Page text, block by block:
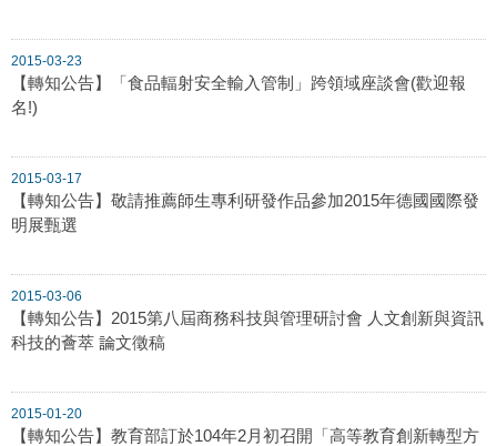
2015-03-23
【轉知公告】「食品輻射安全輸入管制」跨領域座談會(歡迎報
名!)
2015-03-17
【轉知公告】敬請推薦師生專利研發作品參加2015年德國國際發
明展甄選
2015-03-06
【轉知公告】2015第八屆商務科技與管理研討會 人文創新與資訊
科技的薈萃 論文徵稿
2015-01-20
【轉知公告】教育部訂於104年2月初召開「高等教育創新轉型方